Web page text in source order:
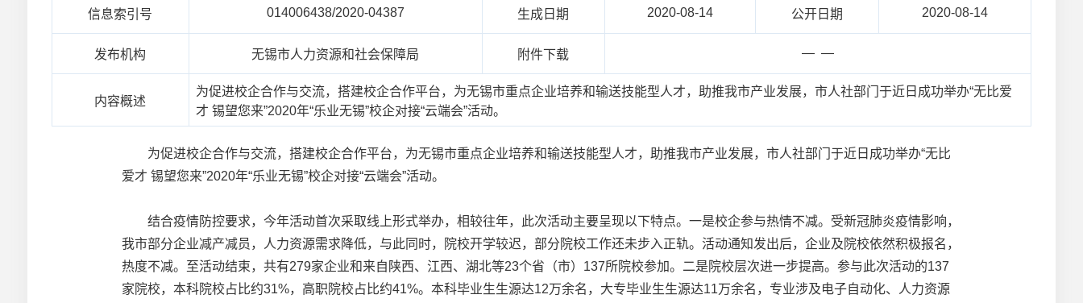
信息索引号 014006438/2020-04387 生成日期 2020-08-14 公开日期 2020-08-14
发布机构 无锡市人力资源和社会保障局 附件下载 — —
内容概述
为促进校企合作与交流，搭建校企合作平台，为无锡市重点企业培养和输送技能型人才，助推我市产业发展，市人社部门于近日成功举办“无比爱
才 锡望您来”2020年“乐业无锡”校企对接“云端会”活动。
为促进校企合作与交流，搭建校企合作平台，为无锡市重点企业培养和输送技能型人才，助推我市产业发展，市人社部门于近日成功举办“无比
爱才 锡望您来”2020年“乐业无锡”校企对接“云端会”活动。
结合疫情防控要求，今年活动首次采取线上形式举办，相较往年，此次活动主要呈现以下特点。一是校企参与热情不减。受新冠肺炎疫情影响，
我市部分企业减产减员，人力资源需求降低，与此同时，院校开学较迟，部分院校工作还未步入正轨。活动通知发出后，企业及院校依然积极报名，
热度不减。至活动结束，共有279家企业和来自陕西、江西、湖北等23个省（市）137所院校参加。二是院校层次进一步提高。参与此次活动的137
家院校，本科院校占比约31%，高职院校占比约41%。本科毕业生生源达12万余名，大专毕业生生源达11万余名，专业涉及电子自动化、人力资源